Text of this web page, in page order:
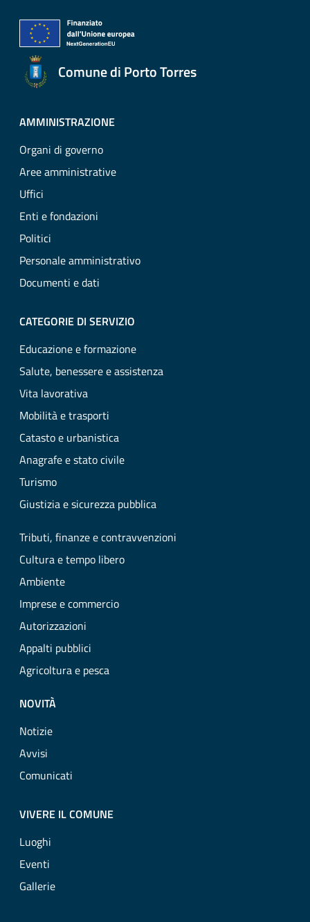
Comune di Porto Torres
AMMINISTRAZIONE
Organi di governo
Aree amministrative
Uffici
Enti e fondazioni
Politici
Personale amministrativo
Documenti e dati
CATEGORIE DI SERVIZIO
Educazione e formazione
Salute, benessere e assistenza
Vita lavorativa
Mobilità e trasporti
Catasto e urbanistica
Anagrafe e stato civile
Turismo
Giustizia e sicurezza pubblica
Tributi, finanze e contravvenzioni
Cultura e tempo libero
Ambiente
Imprese e commercio
Autorizzazioni
Appalti pubblici
Agricoltura e pesca
NOVITÀ
Notizie
Avvisi
Comunicati
VIVERE IL COMUNE
Luoghi
Eventi
Gallerie